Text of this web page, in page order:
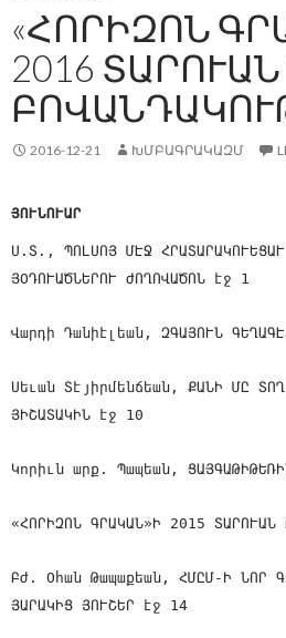
«ՀՈՐԻԶՈՆ
2016
2016-12-21 ԽՄԲԱԳՐԱԿԱԶՄ
ՅՈՒՆՈՒԱՐ
Ս.Տ., ՊՈԼՍՈՅ ՄԷՋ
ՅՕԴՈՒԱԾՆԵՐՈՒ ԺՈՂՈՎԱԾՈՆ էջ 1
Վարդի Դանիէլեան, ԶԳԱՅՈՒՆ
Սեւան Տէյիրմենճեան, ՔԱՆԻ ՄԸ
ՅԻՇԱՏԱԿԻՆ էջ 10
Կորիւն արք. Պապեան,
«ՀՈՐԻԶՈՆ ԳՐԱԿԱՆ»Ի 2015 ՏԱՐՈՒԱՆ
Բժ. Օհան Թապաքեան, ՀՄԸՄ-Ի ՆՈՐ
ՅԱՐԱԿԻՑ ՅՈՒՇԵՐ էջ 14